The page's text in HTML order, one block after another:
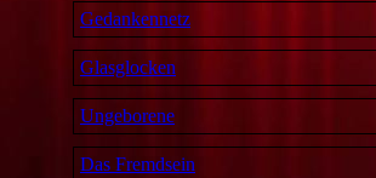
Gedankennetz
Glasglocken
Ungeborene
Das Fremdsein